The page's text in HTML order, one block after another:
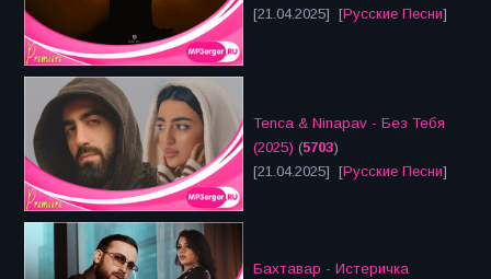
[21.04.2025] [Русские Песни]
Tenca & Ninapav - Без Тебя
(2025) (5703)
[21.04.2025] [Русские Песни]
Бахтавар - Истеричка